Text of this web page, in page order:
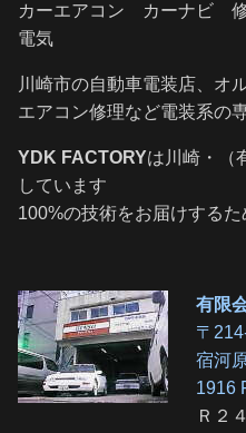
カーエアコン カーナビ
電気
川崎市の自動車電装店、オ
エアコン修理など電装系の
YDK FACTORYは川崎・（
しています
100%の技術をお届けする
有限
〒
宿河
1916
Ｒ２